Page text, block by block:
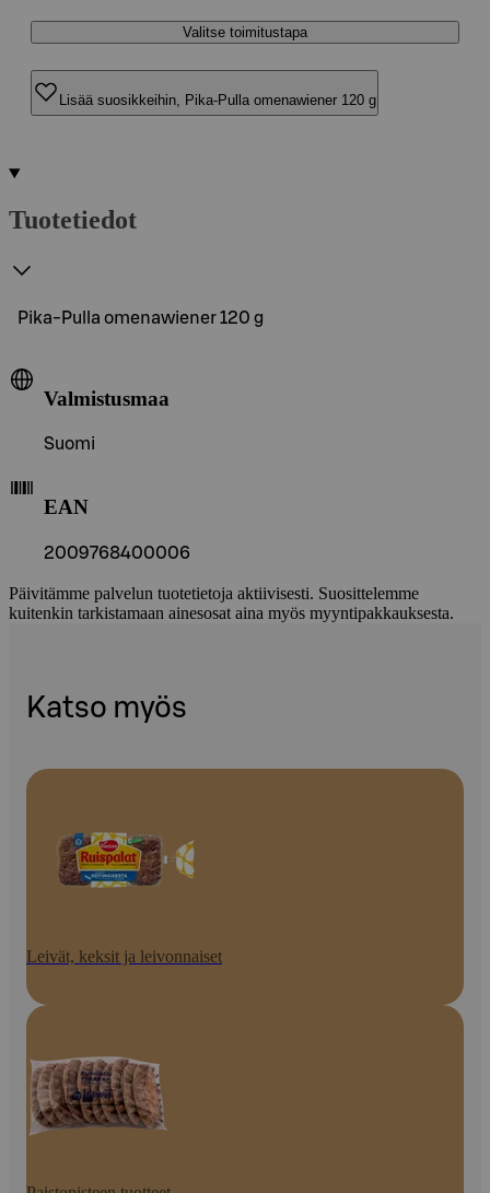
Valitse toimitustapa
Lisää suosikkeihin, Pika-Pulla omenawiener 120 g
Tuotetiedot
Pika-Pulla omenawiener 120 g
Valmistusmaa
Suomi
EAN
2009768400006
Päivitämme palvelun tuotetietoja aktiivisesti. Suosittelemme
kuitenkin tarkistamaan ainesosat aina myös myyntipakkauksesta.
Katso myös
Leivät, keksit ja leivonnaiset